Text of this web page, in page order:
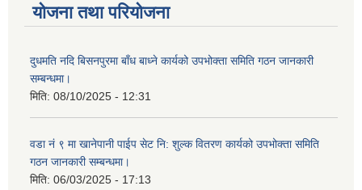
योजना तथा परियोजना
दुधमति नदि बिसनपुरमा बाँध बाध्ने कार्यको उपभोक्ता समिति गठन जानकारी
सम्बन्धमा।
मिति: 08/10/2025 - 12:31
वडा नं ९ मा खानेपानी पाईप सेट नि: शुल्क वितरण कार्यको उपभोक्ता समिति
गठन जानकारी सम्बन्धमा।
मिति: 06/03/2025 - 17:13